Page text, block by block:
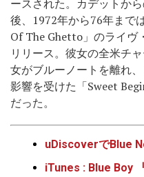
ースされた。カデットか
後、1972年から76年まで
Of The Ghetto」のライヴ
リリース。彼女の全米チ
女がブルーノートを離れ
影響を受けた「Sweet
だった。
uDiscoverでBlue
iTunes : Blue Boy